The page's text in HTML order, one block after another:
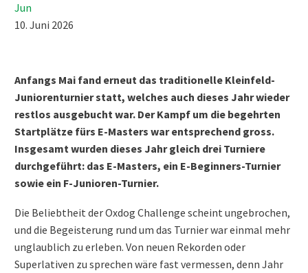
Jun
10. Juni 2026
Anfangs Mai fand erneut das traditionelle Kleinfeld-
Juniorenturnier statt, welches auch dieses Jahr wieder
restlos ausgebucht war. Der Kampf um die begehrten
Startplätze fürs E-Masters war entsprechend gross.
Insgesamt wurden dieses Jahr gleich drei Turniere
durchgeführt: das E-Masters, ein E-Beginners-Turnier
sowie ein F-Junioren-Turnier.
Die Beliebtheit der Oxdog Challenge scheint ungebrochen,
und die Begeisterung rund um das Turnier war einmal mehr
unglaublich zu erleben. Von neuen Rekorden oder
Superlativen zu sprechen wäre fast vermessen, denn Jahr